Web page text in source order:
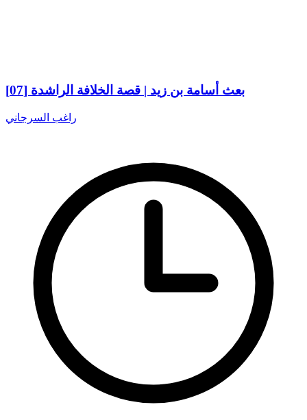
بعث أسامة بن زيد | قصة الخلافة الراشدة [07]
راغب السرجاني